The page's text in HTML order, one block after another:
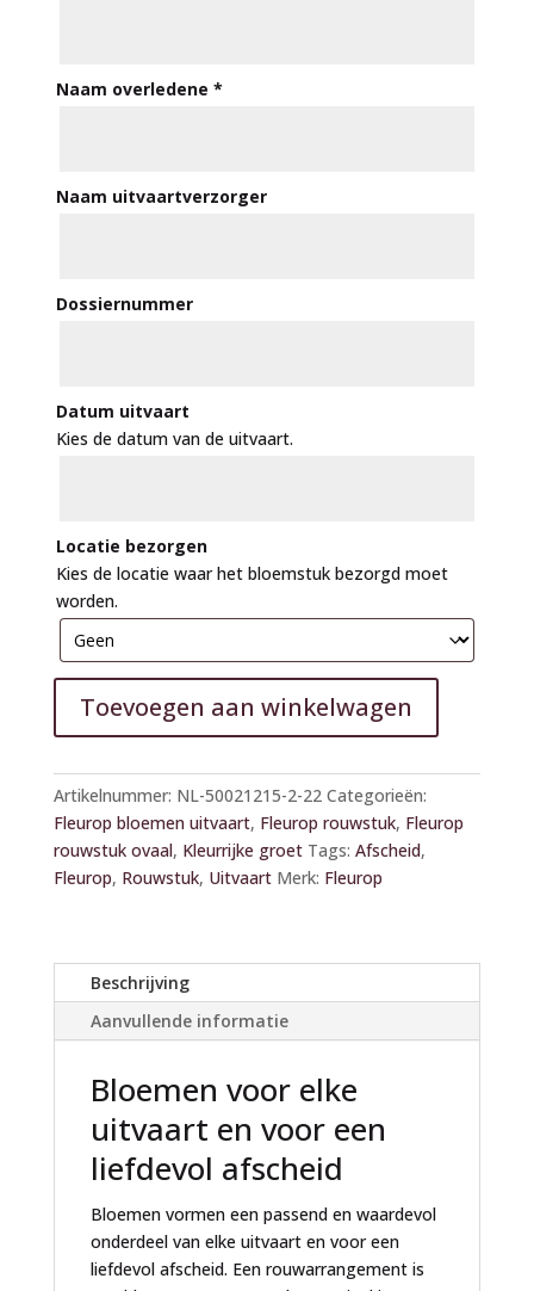
Naam overledene *
Naam uitvaartverzorger
Dossiernummer
Datum uitvaart
Kies de datum van de uitvaart.
Locatie bezorgen
Kies de locatie waar het bloemstuk bezorgd moet
worden.
Toevoegen aan winkelwagen
l
t
e
r
n
i
v
Artikelnummer: NL-50021215-2-22 Categorieën:
Fleurop bloemen uitvaart, Fleurop rouwstuk, Fleurop
rouwstuk ovaal, Kleurrijke groet Tags: Afscheid,
Fleurop, Rouwstuk, Uitvaart Merk: Fleurop
Beschrijving
Aanvullende informatie
Bloemen voor elke
uitvaart en voor een
liefdevol afscheid
Bloemen vormen een passend en waardevol
onderdeel van elke uitvaart en voor een
liefdevol afscheid. Een rouwarrangement is